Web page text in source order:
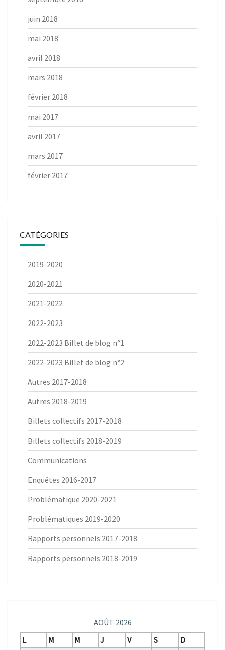
juin 2018
mai 2018
avril 2018
mars 2018
février 2018
mai 2017
avril 2017
mars 2017
février 2017
CATÉGORIES
2019-2020
2020-2021
2021-2022
2022-2023
2022-2023 Billet de blog n°1
2022-2023 Billet de blog n°2
Autres 2017-2018
Autres 2018-2019
Billets collectifs 2017-2018
Billets collectifs 2018-2019
Communications
Enquêtes 2016-2017
Problématique 2020-2021
Problématiques 2019-2020
Rapports personnels 2017-2018
Rapports personnels 2018-2019
AOÛT 2026
L
M M J V S D